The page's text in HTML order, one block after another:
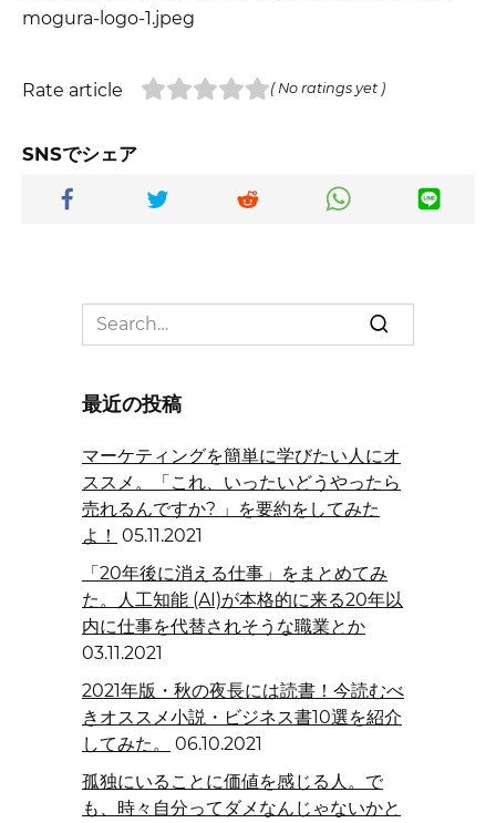
mogura-logo-1.jpeg
Rate article ( No ratings yet )
SNSでシェア
Search
for:
最近の投稿
マーケティングを簡単に学びたい人にオ
ススメ。「これ、いったいどうやったら
売れるんですか? 」を要約をしてみた
よ！ 05.11.2021
「20年後に消える仕事」をまとめてみ
た。人工知能 (AI)が本格的に来る20年以
内に仕事を代替されそうな職業とか
03.11.2021
2021年版・秋の夜長には読書！今読むべ
きオススメ小説・ビジネス書10選を紹介
してみた。
06.10.2021
孤独にいることに価値を感じる人。で
も、時々自分ってダメなんじゃないかと